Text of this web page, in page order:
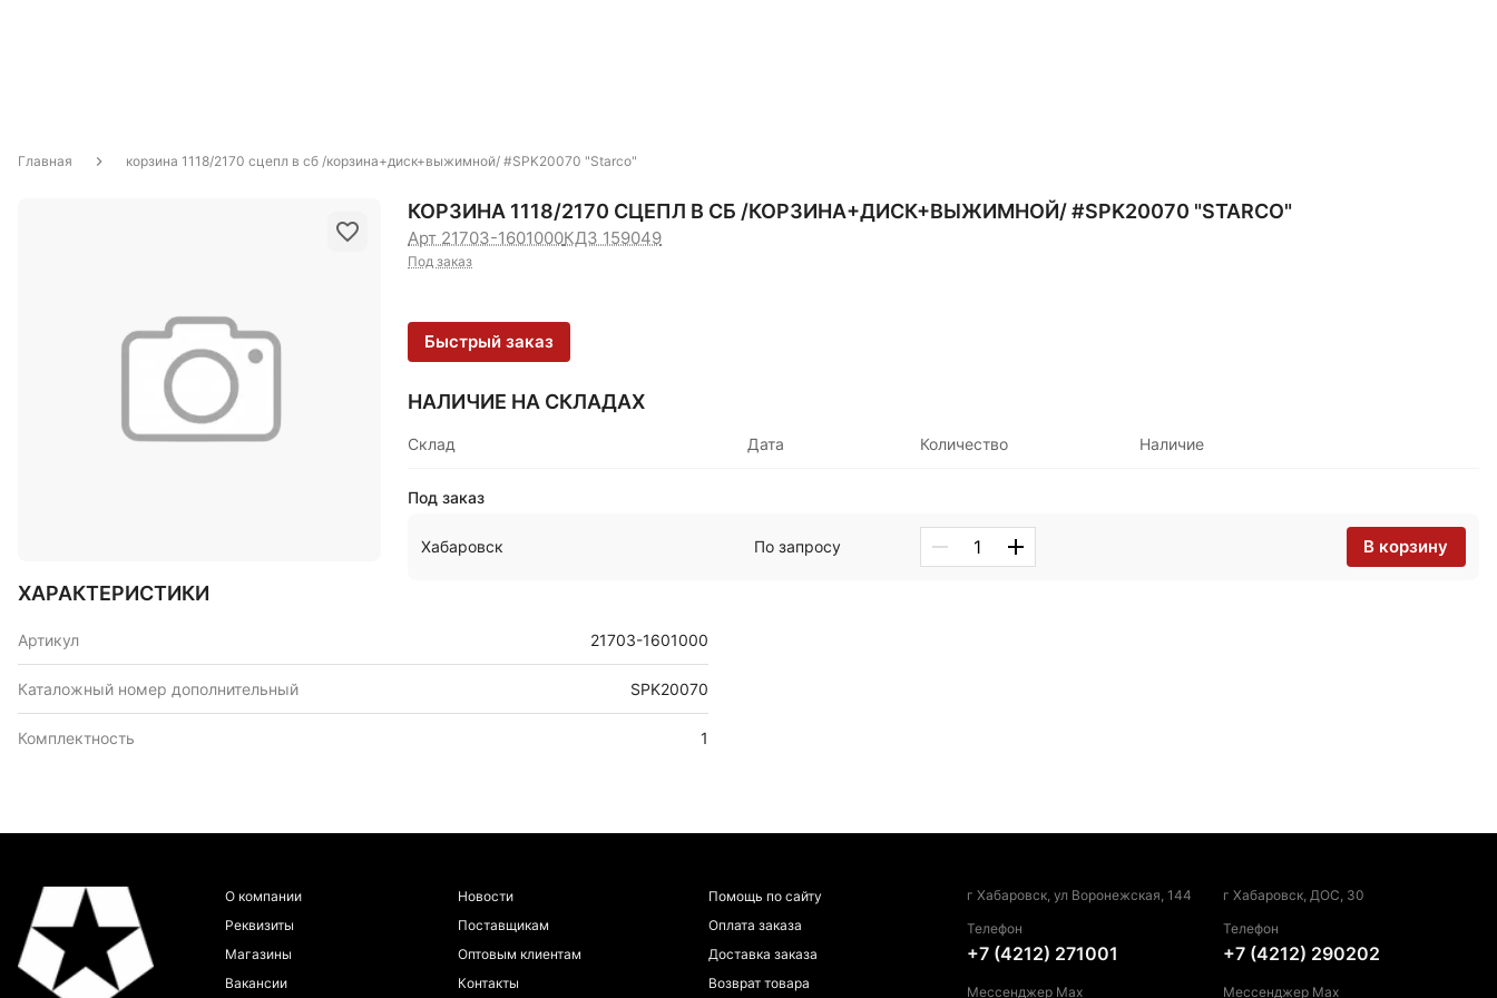
Главная корзина 1118/2170 сцепл в сб /корзина+диск+выжимной/ #SPK20070 "Starco"
КОРЗИНА 1118/2170 СЦЕПЛ В СБ /КОРЗИНА+ДИСК+ВЫЖИМНОЙ/ #SPK20070 "STARCO"
Арт 21703-1601000КДЗ 159049
Под заказ
Быстрый заказ
НАЛИЧИЕ НА СКЛАДАХ
Склад Дата Количество Наличие
Под заказ
Хабаровск По запросу В корзину
ХАРАКТЕРИСТИКИ
Артикул 21703-1601000
Каталожный номер дополнительный SPK20070
Комплектность 1
О компании
Реквизиты
Магазины
Вакансии
Новости
Поставщикам
Оптовым клиентам
Контакты
Помощь по сайту
Оплата заказа
Доставка заказа
Возврат товара
г Хабаровск, ул Воронежская, 144
Телефон
+7 (4212) 271001
Мессенджер Max
г Хабаровск, ДОС, 30
Телефон
+7 (4212) 290202
Мессенджер Max